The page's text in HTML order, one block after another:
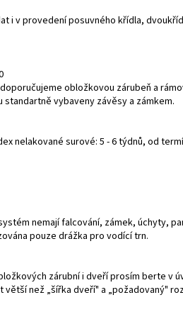
i v provedení posuvného křídla,
obložkovou zárubeň a
standartně vybaveny závěsy a zámkem.
nelakované surové: 5 - 6 týdnů, od
nemají falcování, zámek, úchyty,
pouze drážka pro vodící trn.
zárubní i dveří prosím berte v
větší než „šířka dveří" a „požadovaný"